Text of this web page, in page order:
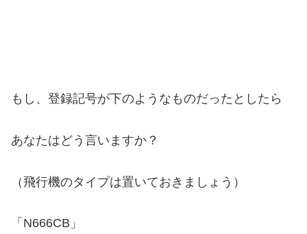
もし、登録記号が下のようなものだったとしたら
あなたはどう言いますか？
（飛行機のタイプは置いておきましょう）
「N666CB」